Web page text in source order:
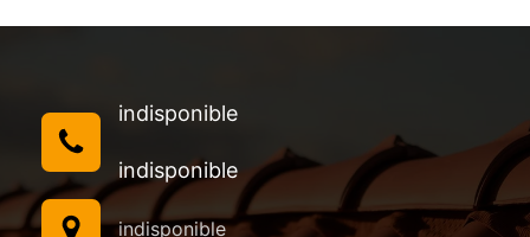
indisponible
indisponible
indisponible